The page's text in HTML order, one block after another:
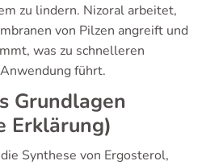
zu lindern. Nizoral arbeitet,
von Pilzen angreift und
was zu schnelleren
führt.
Grundlagen
Erklärung)
Synthese von Ergosterol,